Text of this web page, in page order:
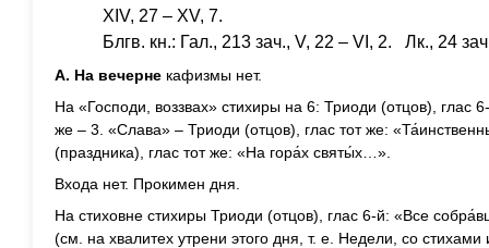
XIV, 27 – XV, 7.
Блгв. кн.: Гал., 213 зач., V, 22 – VI, 2. Лк., 24
А. На вечерне кафизмы нет.
На «Господи, воззвах» стихиры на 6: Триоди (отцов), глас
же – 3. «Слава» – Триоди (отцов), глас тот же:
(праздника), глас тот же: «На гора́х святы́х…».
Входа нет. Прокимен дня.
На стиховне стихиры Триоди (отцов), глас 6-й: «Все
(см. на хвалитех утрени этого дня, т. е. Недели, со